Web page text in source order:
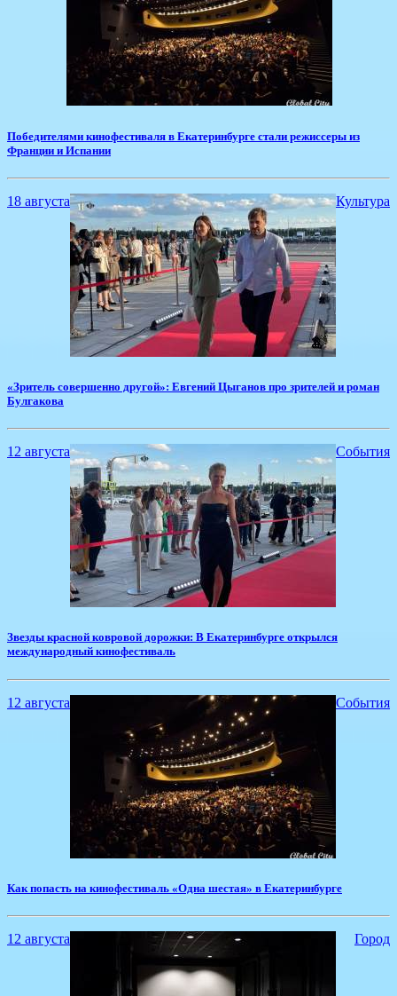
Победителями кинофестиваля в Екатеринбурге стали режиссеры из
Франции и Испании
18 августа Культура
«Зритель совершенно другой»: Евгений Цыганов про зрителей и роман
Булгакова
12 августа События
Звезды красной ковровой дорожки: В Екатеринбурге открылся
международный кинофестиваль
12 августа События
​Как попасть на кинофестиваль «Одна шестая» в Екатеринбурге
12 августа Город